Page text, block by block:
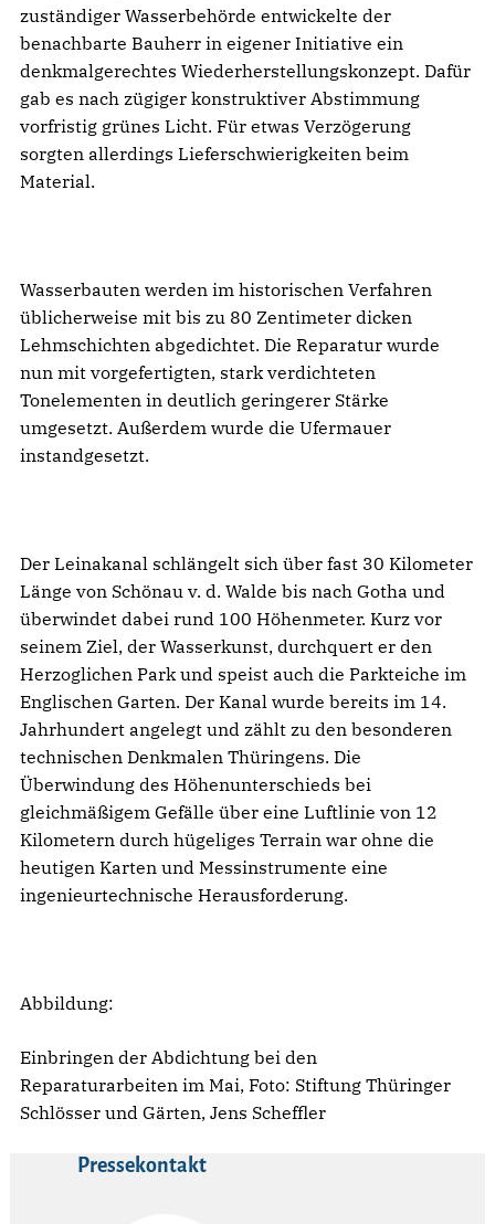
zuständiger Wasserbehörde entwickelte der
benachbarte Bauherr in eigener Initiative ein
denkmalgerechtes Wiederherstellungskonzept. Dafür
gab es nach zügiger konstruktiver Abstimmung
vorfristig grünes Licht. Für etwas Verzögerung
sorgten allerdings Lieferschwierigkeiten beim
Material.
Wasserbauten werden im historischen Verfahren
üblicherweise mit bis zu 80 Zentimeter dicken
Lehmschichten abgedichtet. Die Reparatur wurde
nun mit vorgefertigten, stark verdichteten
Tonelementen in deutlich geringerer Stärke
umgesetzt. Außerdem wurde die Ufermauer
instandgesetzt.
Der Leinakanal schlängelt sich über fast 30 Kilometer
Länge von Schönau v. d. Walde bis nach Gotha und
überwindet dabei rund 100 Höhenmeter. Kurz vor
seinem Ziel, der Wasserkunst, durchquert er den
Herzoglichen Park und speist auch die Parkteiche im
Englischen Garten. Der Kanal wurde bereits im 14.
Jahrhundert angelegt und zählt zu den besonderen
technischen Denkmalen Thüringens. Die
Überwindung des Höhenunterschieds bei
gleichmäßigem Gefälle über eine Luftlinie von 12
Kilometern durch hügeliges Terrain war ohne die
heutigen Karten und Messinstrumente eine
ingenieurtechnische Herausforderung.
Abbildung:
Einbringen der Abdichtung bei den
Reparaturarbeiten im Mai, Foto: Stiftung Thüringer
Schlösser und Gärten, Jens Scheffler
Pressekontakt